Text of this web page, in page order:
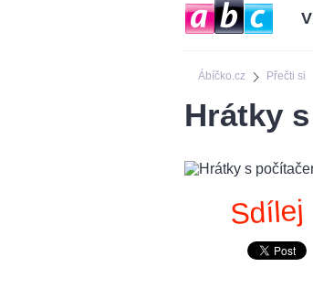
Ábíčko.cz Přečti si
Hrátky
Sdílej